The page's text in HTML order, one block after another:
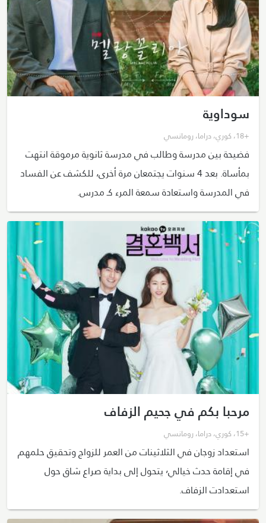
سوداوية
+18 ، كوري،دراما، رومانسي
فضيحة بين مدرسة وطالب في مدرسة ثانوية مرموقة انتهت
بمأساة. بعد 4 سنوات يجتمعان مرة أخرى، للكشف عن الفساد
في المدرسة واستعادة سمعة المرء كـ مدرس.
مرحبا بكم في جحيم الزفاف
+15 ، كوري،دراما، رومانسي
استعداد زوجان في الثلاثينات من العمر للزواج وتحقيق حلمهم
في إقامة حدث خيالي٬ يتحول إلى بداية صراع شاق حول
استعدادت الزفاف.